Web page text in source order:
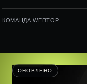
КОМАНДА WEBTOP
ОНОВЛЕНО